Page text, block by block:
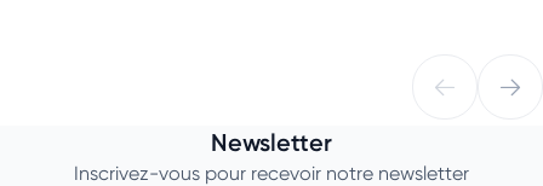
Newsletter
Inscrivez-vous pour recevoir notre newsletter